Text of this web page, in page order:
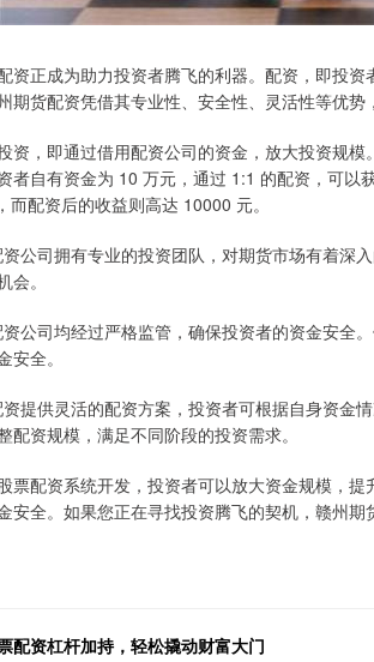
资正成为助力投资者腾飞的利器。配资，即投
期货配资凭借其专业性、安全性、灵活性等优势
资，即通过借用配资公司的资金，放大投资规
者自有资金为 10 万元，通过 1:1 的配资，可以
配资后的收益则高达 10000 元。
公司拥有专业的投资团队，对期货市场有着深
。
公司均经过严格监管，确保投资者的资金安全
安全。
提供灵活的配资方案，投资者可根据自身资金
配资规模，满足不同阶段的投资需求。
票配资系统开发，投资者可以放大资金规模，
安全。如果您正在寻找投资腾飞的契机，赣州期
配资杠杆加持，轻松撬动财富大门